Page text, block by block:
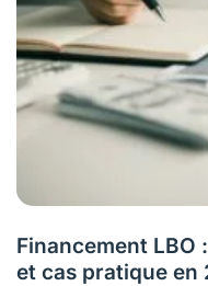
Financement
et cas pratique en